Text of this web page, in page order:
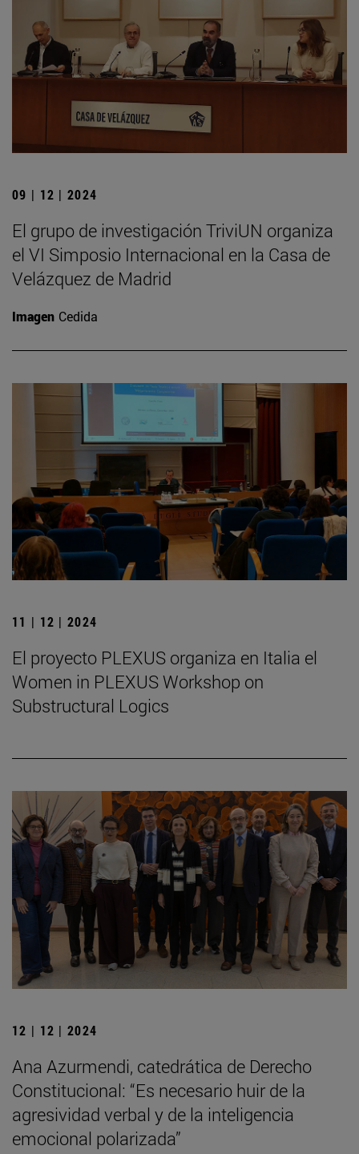
09 | 12 | 2024
El grupo de investigación TriviUN organiza
el VI Simposio Internacional en la Casa de
Velázquez de Madrid
Imagen Cedida
11 | 12 | 2024
El proyecto PLEXUS organiza en Italia el
Women in PLEXUS Workshop on
Substructural Logics
12 | 12 | 2024
Ana Azurmendi, catedrática de Derecho
Constitucional: “Es necesario huir de la
agresividad verbal y de la inteligencia
emocional polarizada”